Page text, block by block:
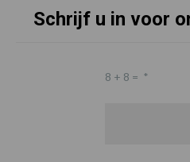
Schrijf u in voor
8 + 8 = *